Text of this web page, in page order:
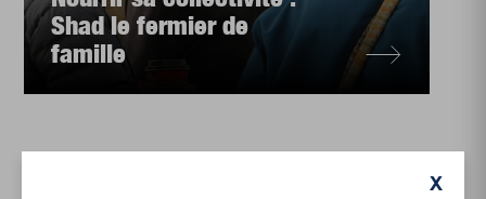
Shad le fermier de
famille
X